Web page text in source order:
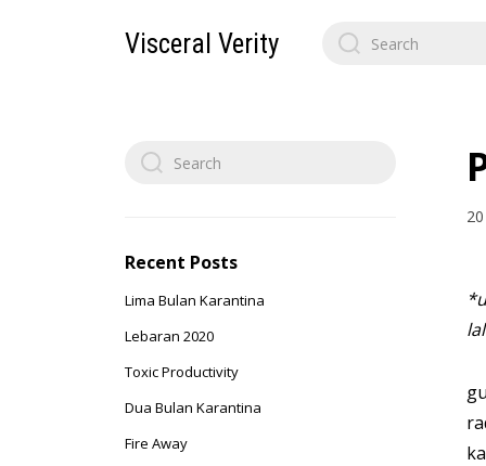
Visceral Verity
Search
for:
Search
for:
Recent Posts
Lima Bulan Karantina
Lebaran 2020
Toxic Productivity
Dua Bulan Karantina
Fire Away